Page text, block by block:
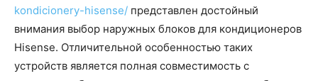
kondicionery-hisense/ представлен достойный
внимания выбор наружных блоков для кондиционеров
Hisense. Отличительной особенностью таких
устройств является полная совместимость с